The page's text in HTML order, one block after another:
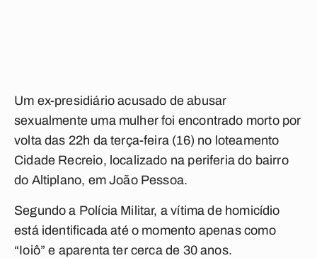
Um ex-presidiário acusado de abusar
sexualmente uma mulher foi encontrado morto por
volta das 22h da terça-feira (16) no loteamento
Cidade Recreio, localizado na periferia do bairro
do Altiplano, em João Pessoa.
Segundo a Polícia Militar, a vítima de homicídio
está identificada até o momento apenas como
“Ioiô” e aparenta ter cerca de 30 anos.